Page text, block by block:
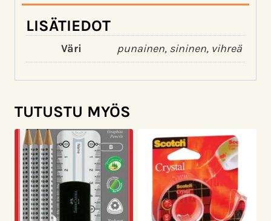
LISÄTIEDOT
Väri punainen, sininen, vihreä
TUTUSTU MYÖS